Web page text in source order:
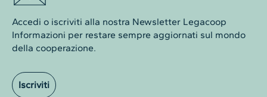
Accedi o iscriviti alla nostra Newsletter Legacoop
Informazioni per restare sempre aggiornati sul mondo
della cooperazione.
Iscriviti